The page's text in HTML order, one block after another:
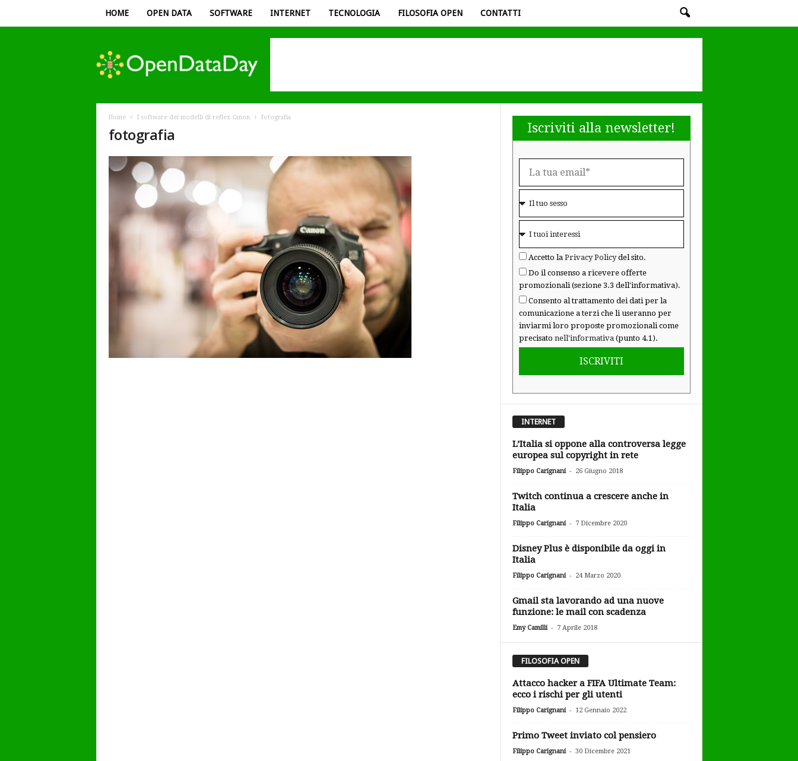
HOME OPEN DATA SOFTWARE INTERNET TECNOLOGIA FILOSOFIA OPEN CONTATTI
Data
Day
Home I software dei modelli di reflex Canon fotografia
fotografia Iscriviti alla newsletter!
Accetto la Privacy Policydel sito.
Do il consenso a ricevere offerte
promozionali (sezione 3.3 dell'informativa).
Consento al trattamento dei dati per la
comunicazione a terzi che li useranno per
inviarmi loro proposte promozionali come
precisato nell'informativa(punto 4.1).
ISCRIVITI
INTERNET
L’Italia si oppone alla controversa legge
europea sul copyright in rete
Filippo Carignani - 26 Giugno 2018
Twitch continua a crescere anche in
Italia
Filippo Carignani - 7 Dicembre 2020
Disney Plus è disponibile da oggi in
Italia
Filippo Carignani - 24 Marzo 2020
Gmail sta lavorando ad una nuove
funzione: le mail con scadenza
Emy Camilli - 7 Aprile 2018
FILOSOFIA OPEN
Attacco hacker a FIFA Ultimate Team:
ecco i rischi per gli utenti
Filippo Carignani - 12 Gennaio 2022
Primo Tweet inviato col pensiero
Filippo Carignani - 30 Dicembre 2021